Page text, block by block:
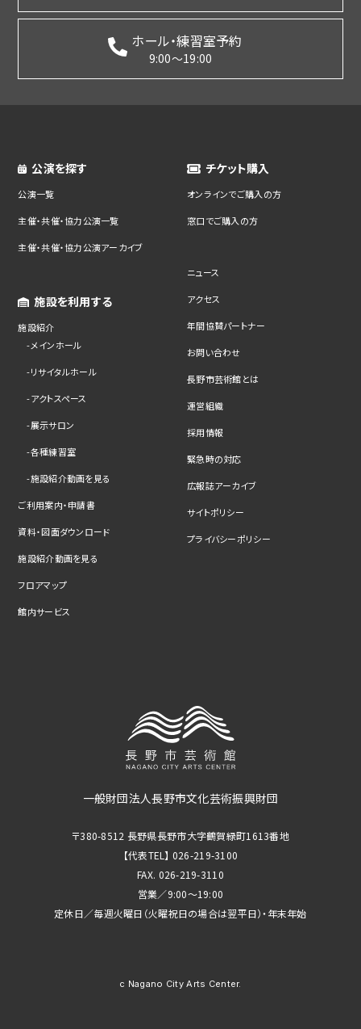
ホール・練習室予約
9:00～19:00
公演を探す
公演一覧
主催・共催・協力公演一覧
主催・共催・協力公演アーカイブ
施設を利用する
施設紹介
メインホール
リサイタルホール
アクトスペース
展示サロン
各種練習室
施設紹介動画を見る
ご利用案内・申請書
資料・図面ダウンロード
施設紹介動画を見る
フロアマップ
館内サービス
チケット購入
オンラインでご購入の方
窓口でご購入の方
ニュース
アクセス
年間協賛パートナー
お問い合わせ
長野市芸術館とは
運営組織
採用情報
緊急時の対応
広報誌アーカイブ
サイトポリシー
プライバシーポリシー
一般財団法人長野市文化芸術振興財団
〒380-8512 長野県長野市大字鶴賀緑町1613番地
【代表TEL】 026-219-3100
FAX. 026-219-3110
営業／9:00～19:00
定休日／毎週火曜日（火曜祝日の場合は翌平日）・年末年始
c Nagano City Arts Center.